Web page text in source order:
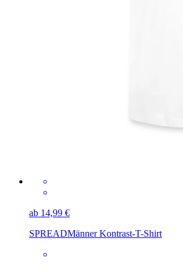
ab 14,99 €
SPREADMänner Kontrast-T-Shirt